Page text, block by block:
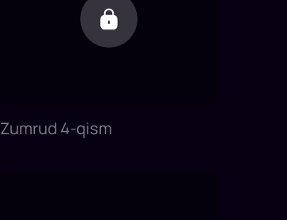
Zumrud 4-qism